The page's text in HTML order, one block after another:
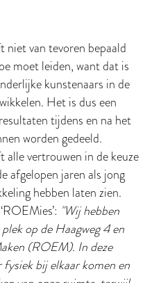
niet van tevoren bepaald
moet leiden, want dat is
kunstenaars in de
Het is dus een
tijdens en na het
worden gedeeld.
alle vertrouwen in de keuze
afgelopen jaren als jong
hebben laten zien.
"Wij hebben
op de Haagweg 4 en
(ROEM). In deze
bij elkaar komen en